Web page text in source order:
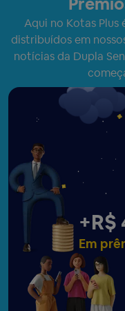
Aqui no Kotas Plus
distribuídos em
notícias da Dupla
+R$
Em